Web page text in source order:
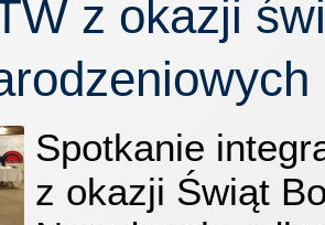
z okazji
Spotkanie
z okazji Świąt